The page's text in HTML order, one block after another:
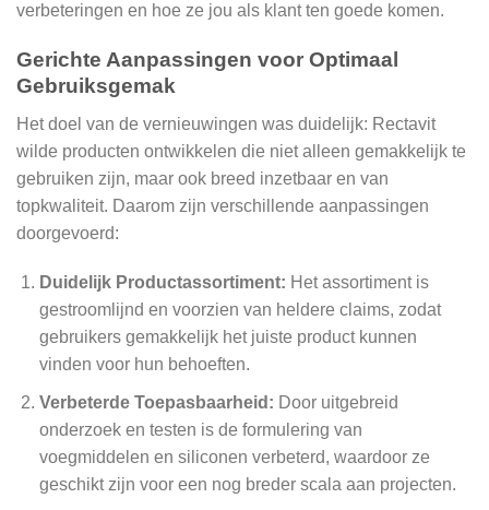
verbeteringen en hoe ze jou als klant ten goede komen.
Gerichte Aanpassingen voor Optimaal
Gebruiksgemak
Het doel van de vernieuwingen was duidelijk: Rectavit
wilde producten ontwikkelen die niet alleen gemakkelijk te
gebruiken zijn, maar ook breed inzetbaar en van
topkwaliteit. Daarom zijn verschillende aanpassingen
doorgevoerd:
Duidelijk Productassortiment: Het assortiment is
gestroomlijnd en voorzien van heldere claims, zodat
gebruikers gemakkelijk het juiste product kunnen
vinden voor hun behoeften.
Verbeterde Toepasbaarheid: Door uitgebreid
onderzoek en testen is de formulering van
voegmiddelen en siliconen verbeterd, waardoor ze
geschikt zijn voor een nog breder scala aan projecten.